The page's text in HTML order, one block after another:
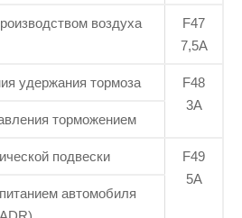
воздуха
F47
7,5А
удержания тормоза
F48
3А
торможением
подвески
F49
5А
автомобиля